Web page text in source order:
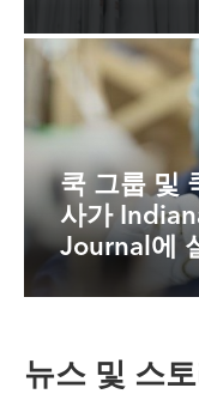
쿡 그룹 및
사가
Journal에
뉴스 및 스